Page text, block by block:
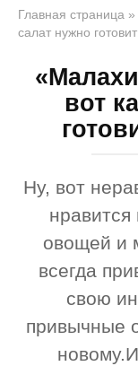
Главная страница »
салат нужно
вот
Ну, вот
овощей и
всегда
свою
привычные